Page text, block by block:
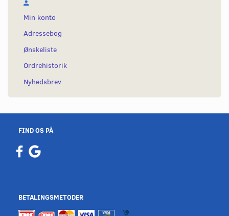
Min konto
Adressebog
Ønskeliste
Ordrehistorik
Nyhedsbrev
FIND OS PÅ
BETALINGSMETODER